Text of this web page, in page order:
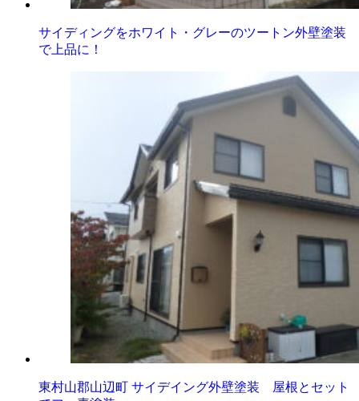
サイディングをホワイト・グレーのツートン外壁塗装
で上品に！
東村山郡山辺町 サイデイング外壁塗装 屋根とセット